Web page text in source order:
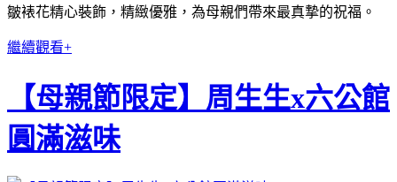
皺裱花精心裝飾，精緻優雅，為母親們帶來最真摯的祝福。
繼續觀看+
【母親節限定】周生生x六公館
圓滿滋味